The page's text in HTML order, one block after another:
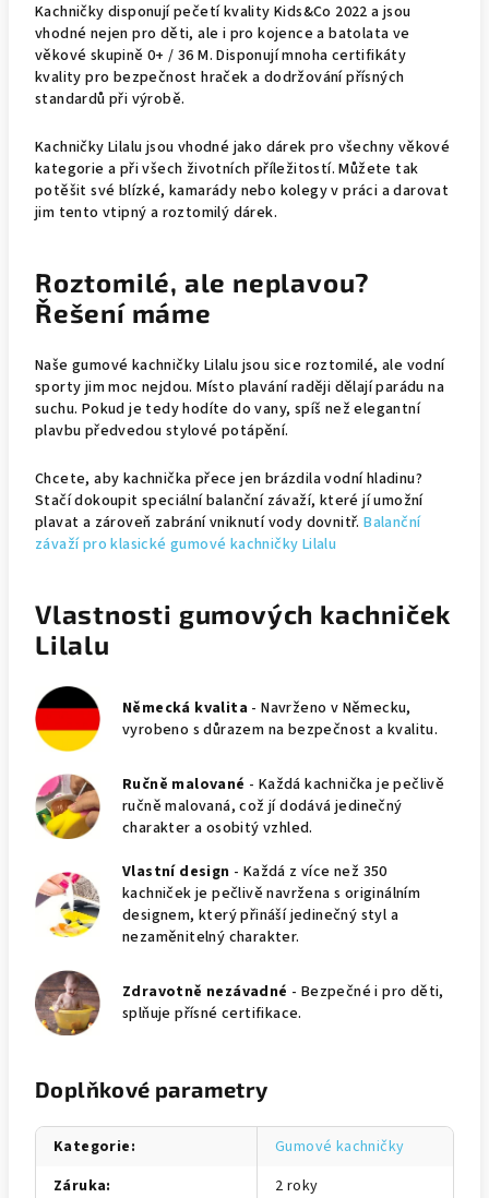
Kachničky disponují pečetí kvality Kids&Co 2022 a jsou
vhodné nejen pro děti, ale i pro kojence a batolata ve
věkové skupině 0+ / 36 M. Disponují mnoha certifikáty
kvality pro bezpečnost hraček a dodržování přísných
standardů při výrobě.
Kachničky Lilalu jsou vhodné jako dárek pro všechny věkové
kategorie a při všech životních příležitostí. Můžete tak
potěšit své blízké, kamarády nebo kolegy v práci a darovat
jim tento vtipný a roztomilý dárek.
Roztomilé, ale neplavou?
Řešení máme
Naše gumové kachničky Lilalu jsou sice roztomilé, ale vodní
sporty jim moc nejdou. Místo plavání raději dělají parádu na
suchu. Pokud je tedy hodíte do vany, spíš než elegantní
plavbu předvedou stylové potápění.
Chcete, aby kachnička přece jen brázdila vodní hladinu?
Stačí dokoupit speciální balanční závaží, které jí umožní
plavat a zároveň zabrání vniknutí vody dovnitř.Balanční
závaží pro klasické gumové kachničky Lilalu
Vlastnosti gumových kachniček
Lilalu
Německá kvalita - Navrženo v Německu,
vyrobeno s důrazem na bezpečnost a kvalitu.
Ručně malované - Každá kachnička je pečlivě
ručně malovaná, což jí dodává jedinečný
charakter a osobitý vzhled.
Vlastní design - Každá z více než 350
kachniček je pečlivě navržena s originálním
designem, který přináší jedinečný styl a
nezaměnitelný charakter.
Zdravotně nezávadné - Bezpečné i pro děti,
splňuje přísné certifikace.
Doplňkové parametry
Kategorie:
Gumové kachničky
Záruka: 2 roky